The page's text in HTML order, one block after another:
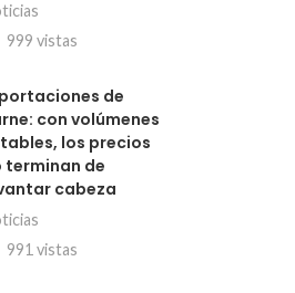
999 vistas
de
con volúmenes
los precios
terminan de
cabeza
991 vistas